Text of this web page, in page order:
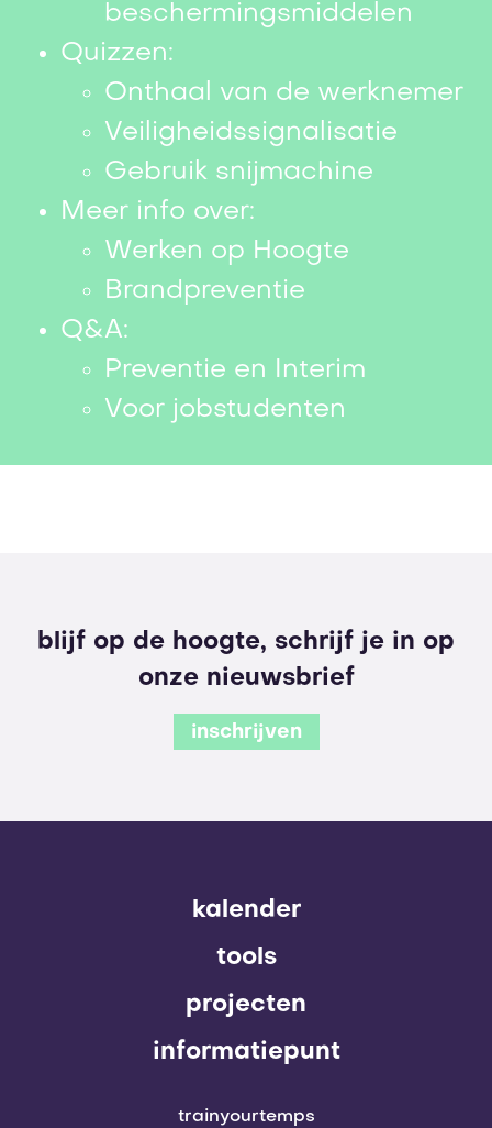
beschermingsmiddelen
Quizzen:
Onthaal van de werknemer
Veiligheidssignalisatie
Gebruik snijmachine
Meer info over:
Werken op Hoogte
Brandpreventie
Q&A:
Preventie en Interim
Voor jobstudenten
blijf op de hoogte, schrijf je in op
onze nieuwsbrief
inschrijven
kalender
tools
projecten
informatiepunt
trainyourtemps